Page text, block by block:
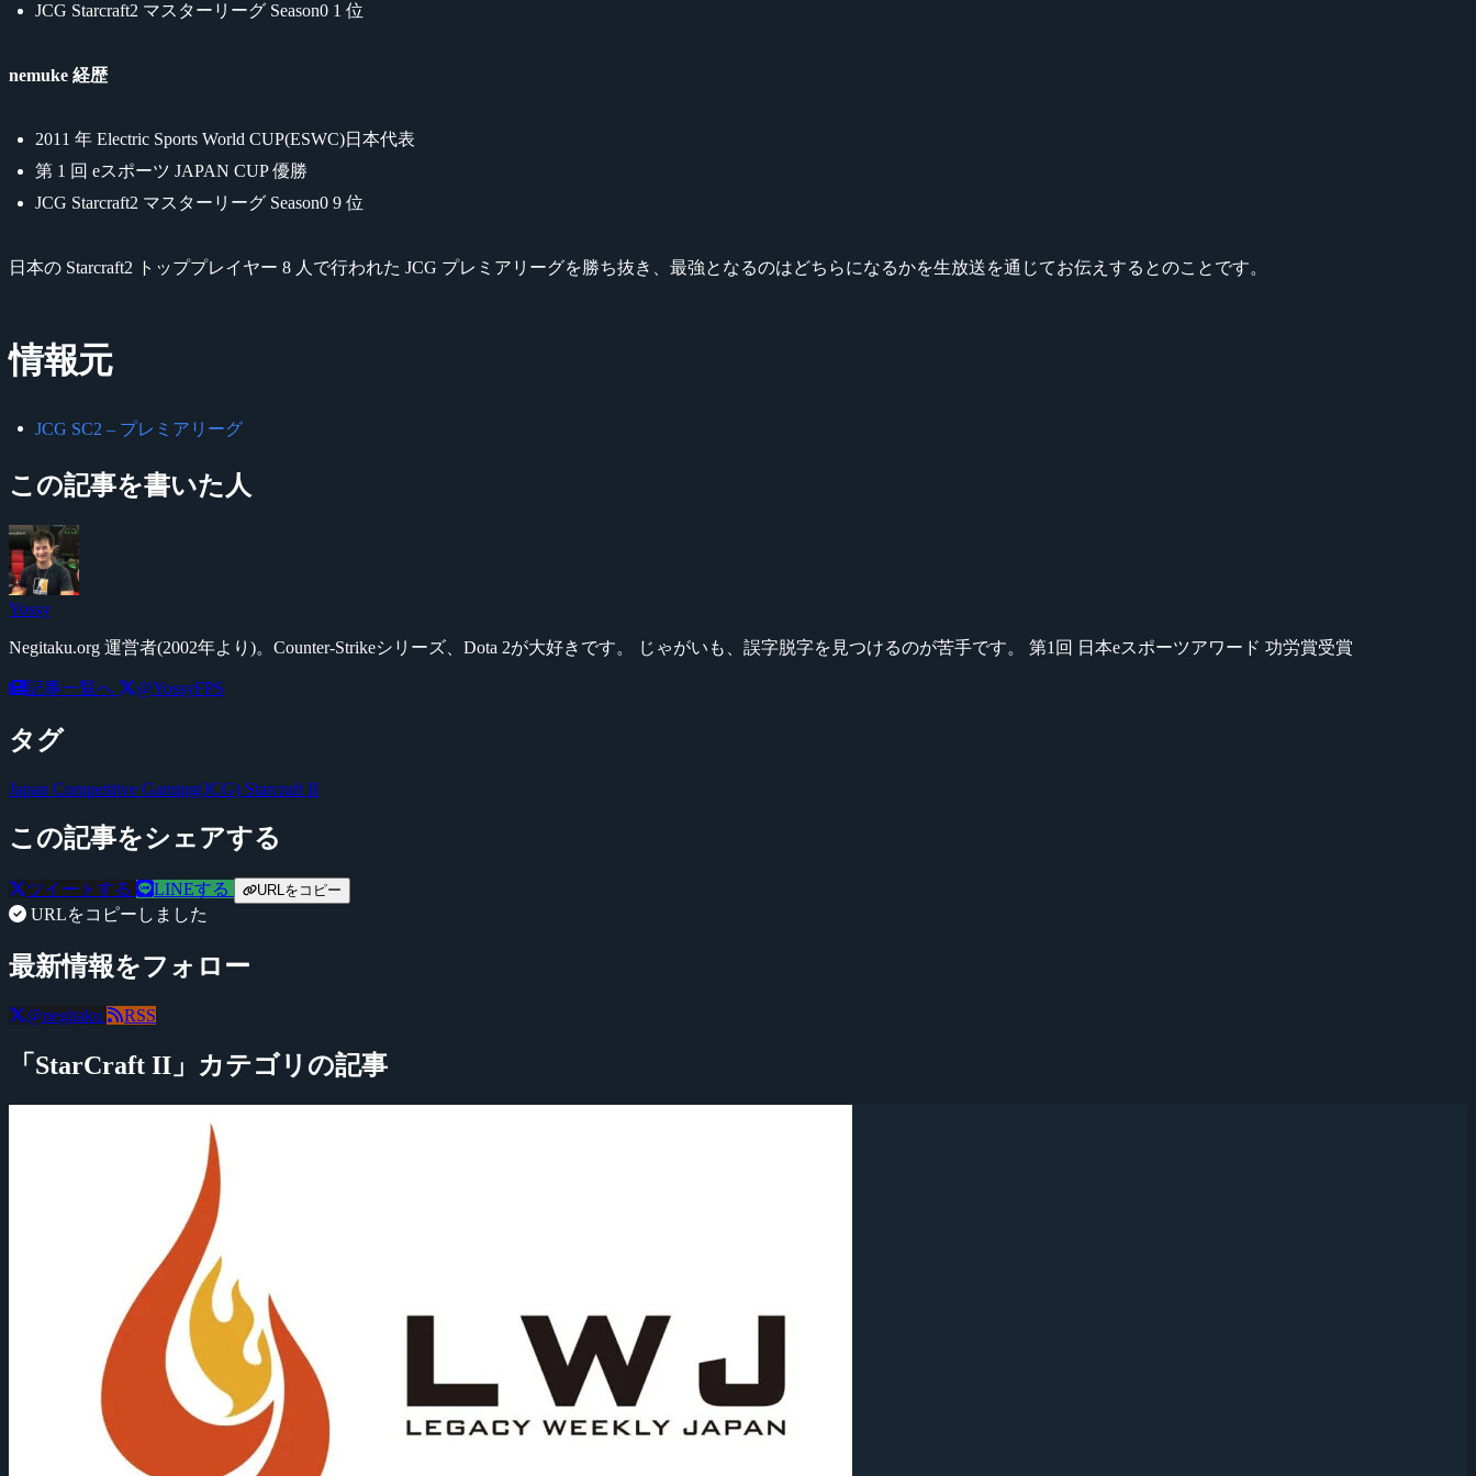
JCG Starcraft2 マスターリーグ Season0 1 位
nemuke 経歴
2011 年 Electric Sports World CUP(ESWC)日本代表
第 1 回 eスポーツ JAPAN CUP 優勝
JCG Starcraft2 マスターリーグ Season0 9 位
日本の Starcraft2 トッププレイヤー 8 人で行われた JCG プレミアリーグを勝ち抜き、最強となるのはどちらになるかを生放送を通じてお伝えするとのことです。
情報元
JCG SC2 – プレミアリーグ
この記事を書いた人
Yossy
Negitaku.org 運営者(2002年より)。Counter-Strikeシリーズ、Dota 2が大好きです。 じゃがいも、誤字脱字を見つけるのが苦手です。 第1回 日本eスポーツアワード 功労賞受賞
記事一覧へ @YossyFPS
タグ
Japan Competitive Gaming(JCG) Starcraft II
この記事をシェアする
ツイートする LINEする URLをコピー
URLをコピーしました
最新情報をフォロー
@negitaku RSS
「StarCraft II」カテゴリの記事